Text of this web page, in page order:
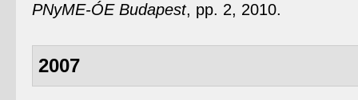
PNyME-ÓE Budapest, pp. 2, 2010.
2007